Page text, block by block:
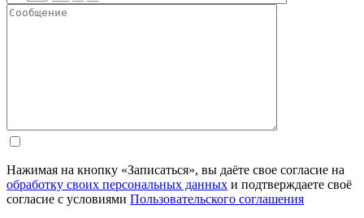
Нажимая на кнопку «Записаться», вы даёте свое согласие на
обработку своих персональных данных и подтверждаете своё
согласие с условиями Пользовательского соглашения